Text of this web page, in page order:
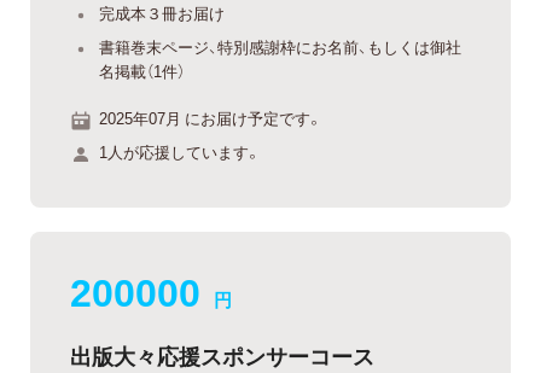
完成本３冊お届け
書籍巻末ページ、特別感謝枠にお名前、もしくは御社
名掲載（1件）
2025年07月 にお届け予定です。
1人が応援しています。
200000 円
出版大々応援スポンサーコース